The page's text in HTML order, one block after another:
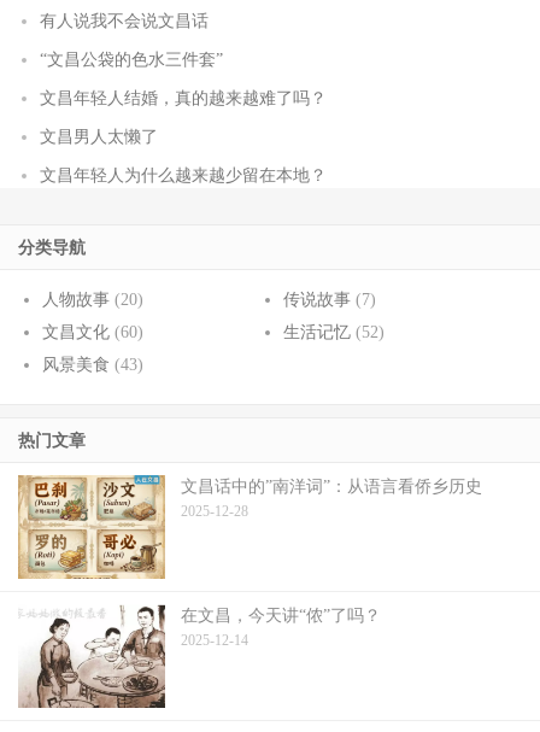
有人说我不会说文昌话
“文昌公袋的色水三件套”
文昌年轻人结婚，真的越来越难了吗？
文昌男人太懒了
文昌年轻人为什么越来越少留在本地？
分类导航
人物故事 (20) 传说故事(7)
文昌文化 (60) 生活记忆(52)
风景美食 (43)
热门文章
文昌话中的”南洋词”：从语言看侨乡历史
2025-12-28
在文昌，今天讲“侬”了吗？
2025-12-14